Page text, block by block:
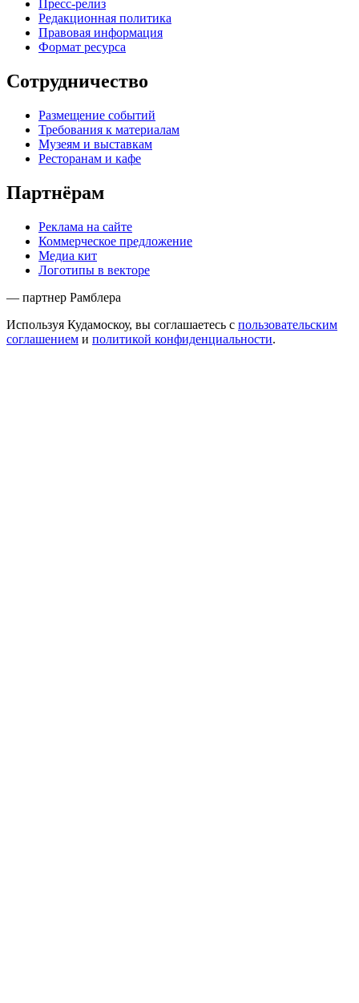
Пресс-релиз
Редакционная политика
Правовая информация
Формат ресурса
Сотрудничество
Размещение событий
Требования к материалам
Музеям и выставкам
Ресторанам и кафе
Партнёрам
Реклама на сайте
Коммерческое предложение
Медиа кит
Логотипы в векторе
— партнер Рамблера
Используя Кудамоскоу, вы соглашаетесь с пользовательским
соглашением и политикой конфиденциальности.